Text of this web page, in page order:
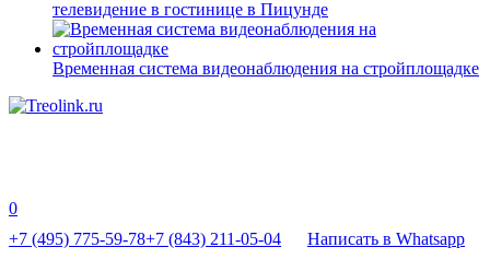
телевидение в гостинице в Пицунде
Временная система видеонаблюдения на стройплощадке
0
+7 (495) 775-59-78+7 (843) 211-05-04
Написать в Whatsapp